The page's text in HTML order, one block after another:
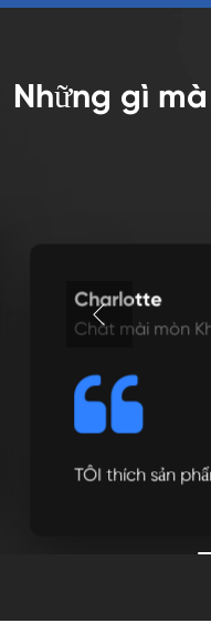
Những gì
TÔI thích sản
